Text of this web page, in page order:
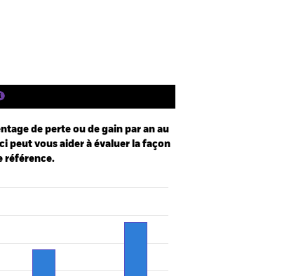
de perte ou de gain par an au
peut vous aider à évaluer la façon
référence.